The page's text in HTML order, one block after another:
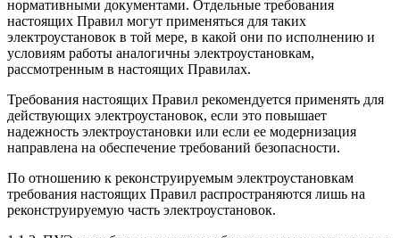
нормативными документами. Отдельные требования
настоящих Правил могут применяться для таких
электроустановок в той мере, в какой они по исполнению и
условиям работы аналогичны электроустановкам,
рассмотренным в настоящих Правилах.
Требования настоящих Правил рекомендуется применять для
действующих электроустановок, если это повышает
надежность электроустановки или если ее модернизация
направлена на обеспечение требований безопасности.
По отношению к реконструируемым электроустановкам
требования настоящих Правил распространяются лишь на
реконструируемую часть электроустановок.